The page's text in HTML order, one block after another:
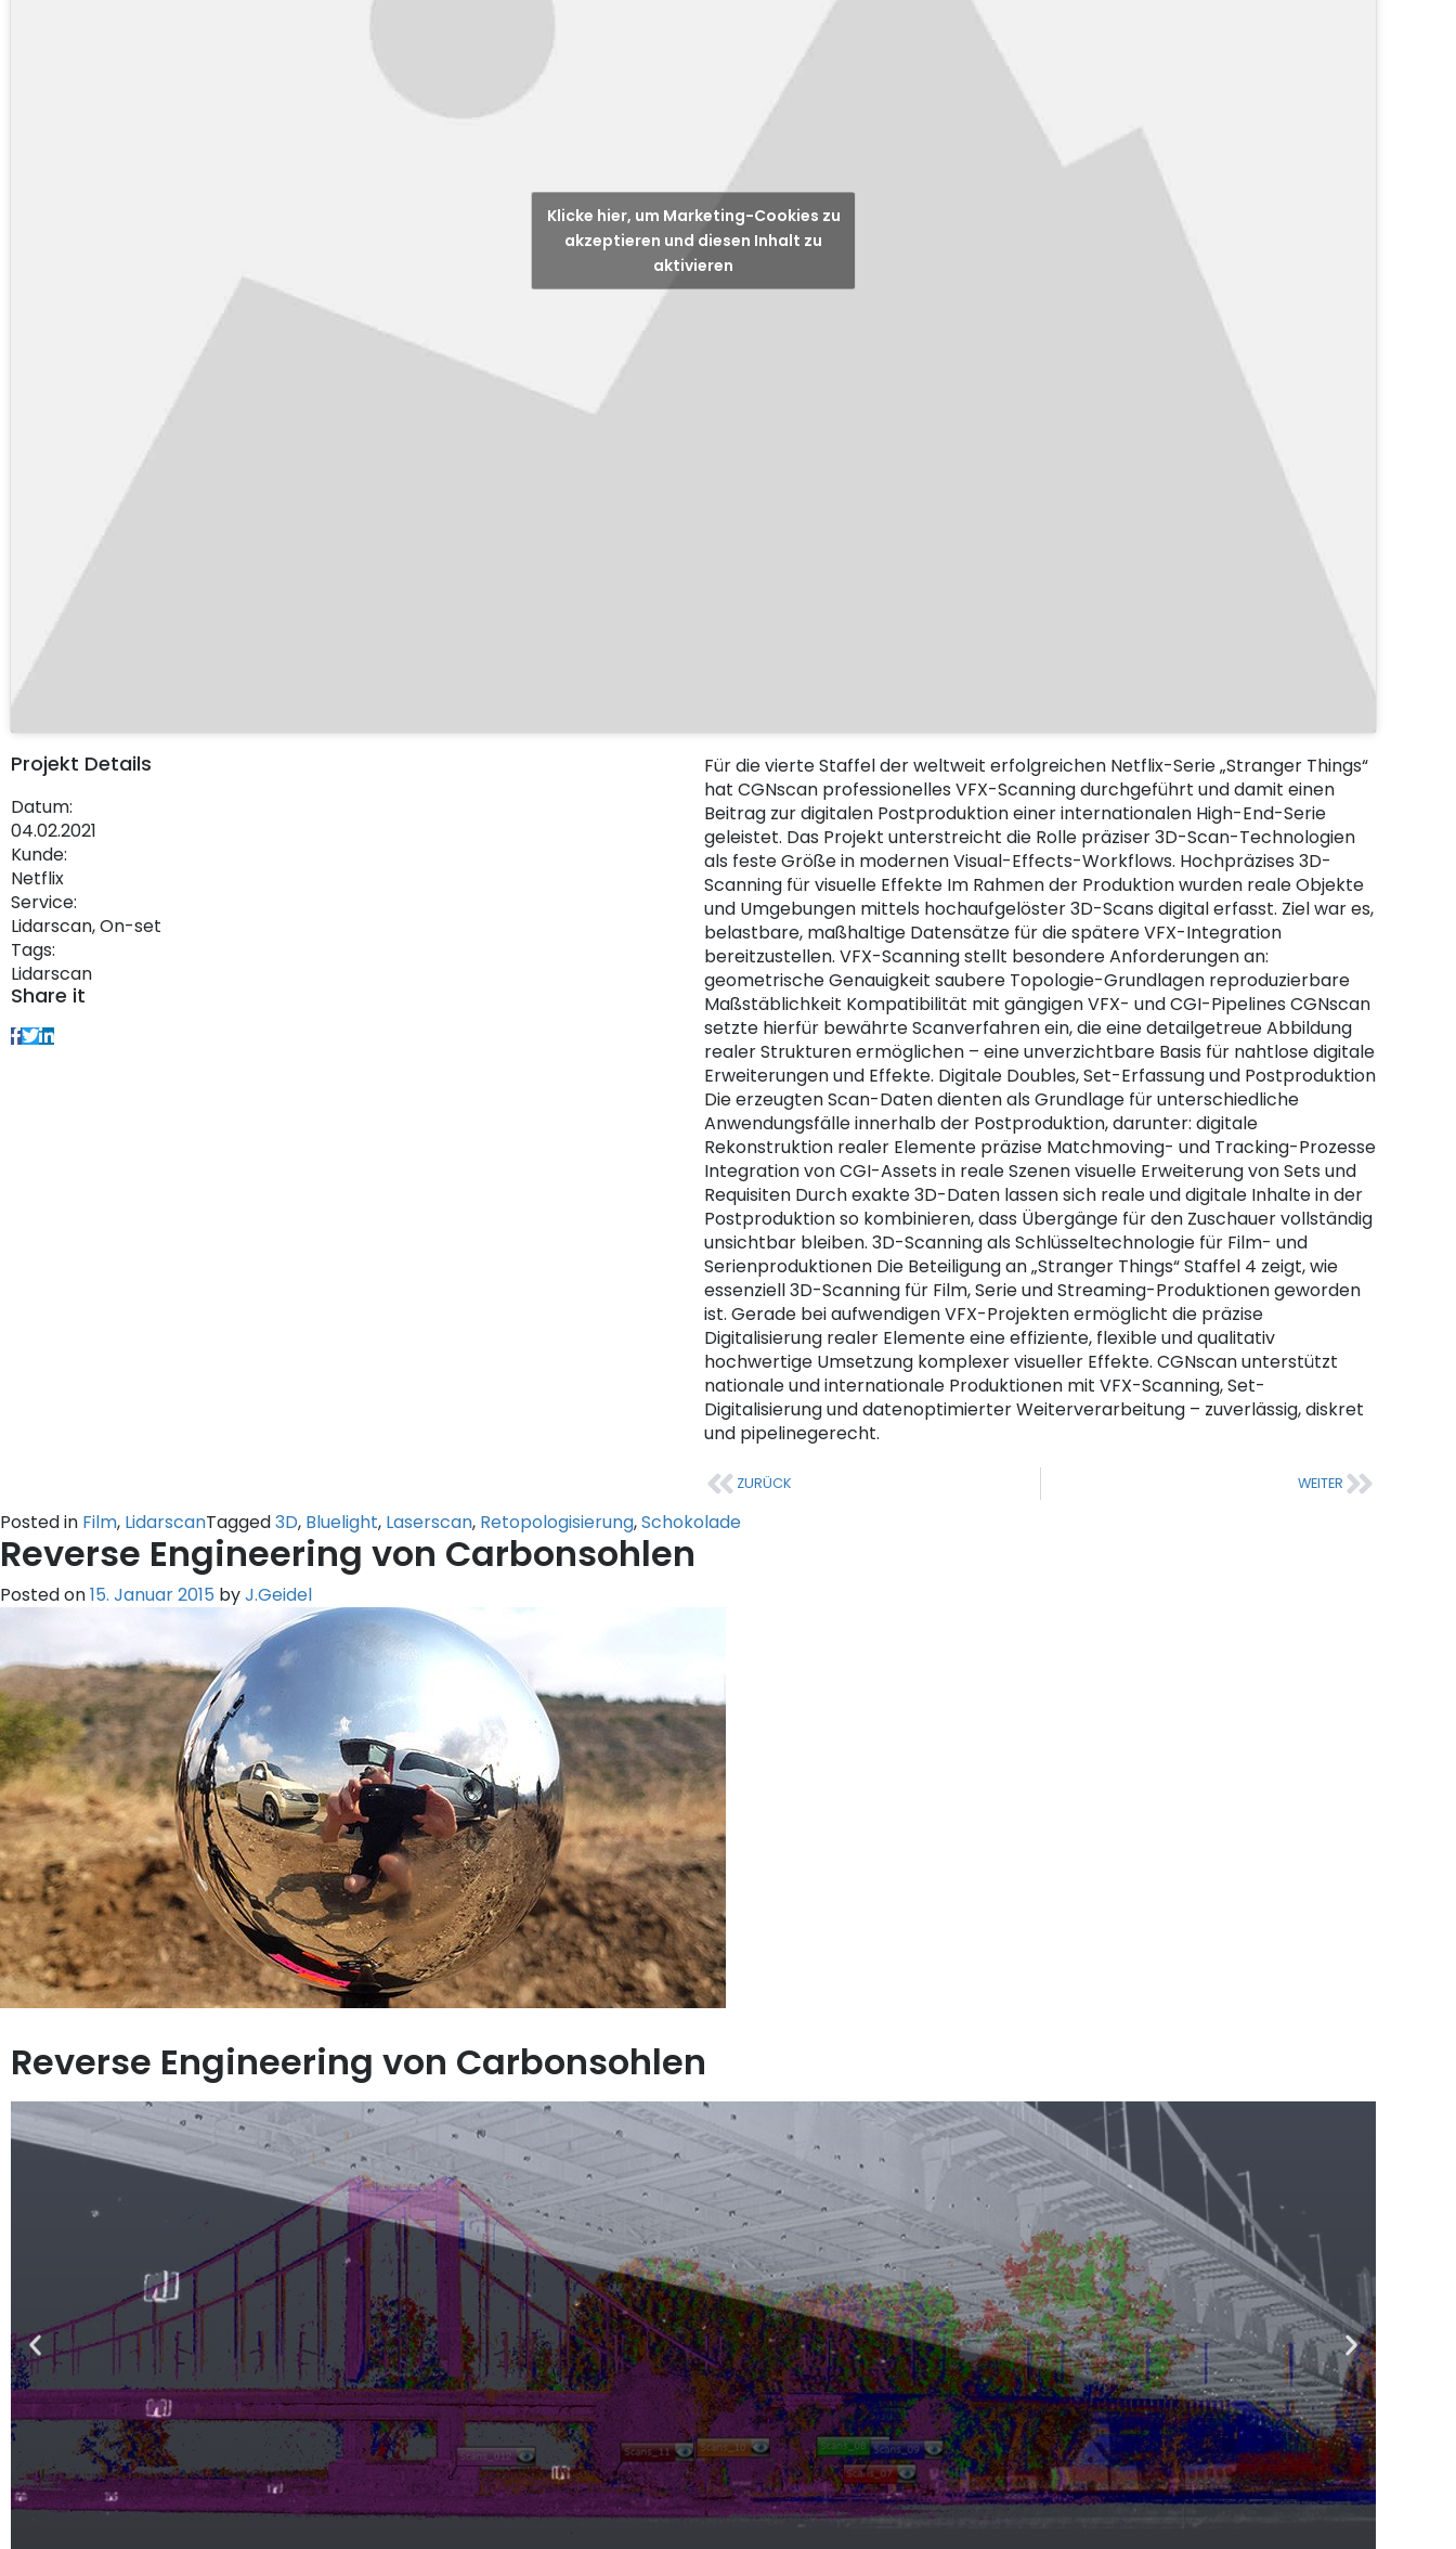
Klicke hier, um Marketing-Cookies zu
akzeptieren und diesen Inhalt zu
aktivieren
Projekt Details
Datum:
04.02.2021
Kunde:
Netflix
Service:
Lidarscan, On-set
Tags:
Lidarscan
Share it
Für die vierte Staffel der weltweit erfolgreichen Netflix-Serie „Stranger Things“
hat CGNscan professionelles VFX-Scanning durchgeführt und damit einen
Beitrag zur digitalen Postproduktion einer internationalen High-End-Serie
geleistet. Das Projekt unterstreicht die Rolle präziser 3D-Scan-Technologien
als feste Größe in modernen Visual-Effects-Workflows. Hochpräzises 3D-
Scanning für visuelle Effekte Im Rahmen der Produktion wurden reale Objekte
und Umgebungen mittels hochaufgelöster 3D-Scans digital erfasst. Ziel war es,
belastbare, maßhaltige Datensätze für die spätere VFX-Integration
bereitzustellen. VFX-Scanning stellt besondere Anforderungen an:
geometrische Genauigkeit saubere Topologie-Grundlagen reproduzierbare
Maßstäblichkeit Kompatibilität mit gängigen VFX- und CGI-Pipelines CGNscan
setzte hierfür bewährte Scanverfahren ein, die eine detailgetreue Abbildung
realer Strukturen ermöglichen – eine unverzichtbare Basis für nahtlose digitale
Erweiterungen und Effekte. Digitale Doubles, Set-Erfassung und Postproduktion
Die erzeugten Scan-Daten dienten als Grundlage für unterschiedliche
Anwendungsfälle innerhalb der Postproduktion, darunter: digitale
Rekonstruktion realer Elemente präzise Matchmoving- und Tracking-Prozesse
Integration von CGI-Assets in reale Szenen visuelle Erweiterung von Sets und
Requisiten Durch exakte 3D-Daten lassen sich reale und digitale Inhalte in der
Postproduktion so kombinieren, dass Übergänge für den Zuschauer vollständig
unsichtbar bleiben. 3D-Scanning als Schlüsseltechnologie für Film- und
Serienproduktionen Die Beteiligung an „Stranger Things“ Staffel 4 zeigt, wie
essenziell 3D-Scanning für Film, Serie und Streaming-Produktionen geworden
ist. Gerade bei aufwendigen VFX-Projekten ermöglicht die präzise
Digitalisierung realer Elemente eine effiziente, flexible und qualitativ
hochwertige Umsetzung komplexer visueller Effekte. CGNscan unterstützt
nationale und internationale Produktionen mit VFX-Scanning, Set-
Digitalisierung und datenoptimierter Weiterverarbeitung – zuverlässig, diskret
und pipelinegerecht.
ZURÜCK WEITER
Posted in Film, LidarscanTagged3D, Bluelight, Laserscan, Retopologisierung,Schokolade
Reverse Engineering von Carbonsohlen
Posted on15. Januar 2015 byJ.Geidel
Reverse Engineering von Carbonsohlen